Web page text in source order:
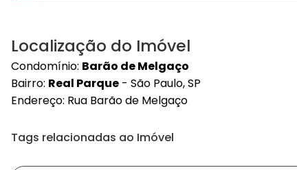
Localização do Imóvel
Condomínio: Barão de Melgaço
Bairro: Real Parque - São Paulo, SP
Endereço: Rua Barão de Melgaço
Tags relacionadas ao Imóvel